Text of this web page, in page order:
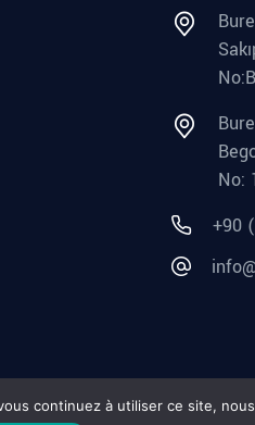
No:
+90
Politique de
continuez à utiliser ce site,